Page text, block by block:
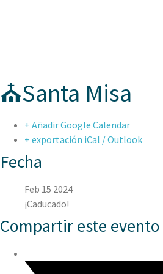
⛪Santa Misa
+ Añadir Google Calendar
+ exportación iCal / Outlook
Fecha
Feb 15 2024
¡Caducado!
Compartir este evento